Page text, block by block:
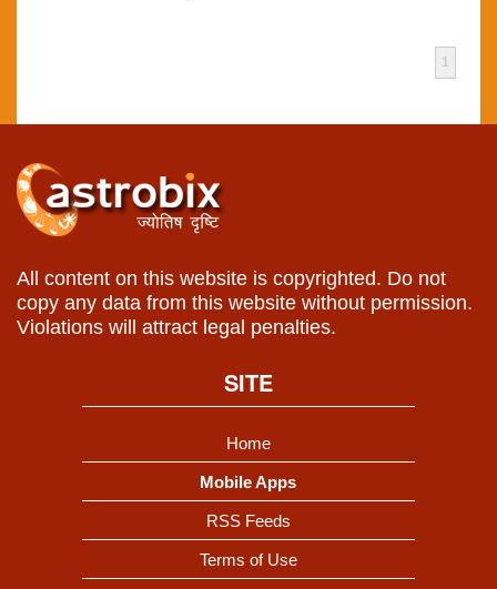
1
All content on this website is copyrighted. Do not
copy any data from this website without permission.
Violations will attract legal penalties.
SITE
Home
Mobile Apps
RSS Feeds
Terms of Use